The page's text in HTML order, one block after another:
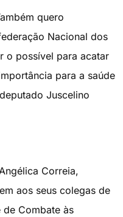
quero
Nacional dos
o possível para acatar
para a saúde
Juscelino
Correia,
aos seus colegas de
de Combate às